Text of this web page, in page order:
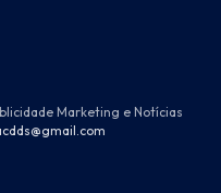
Marketing e Notícias